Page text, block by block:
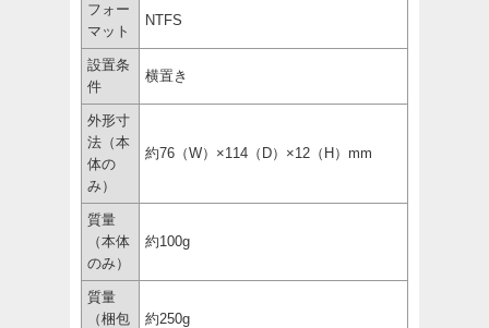
フォー
マット
NTFS
設置条
件
横置き
外形寸
法（本
体の
み）
約76（W）×114（D）×12（H）mm
質量
（本体
のみ）
約100g
質量
（梱包
約250g